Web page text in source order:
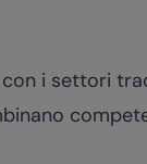
i settori